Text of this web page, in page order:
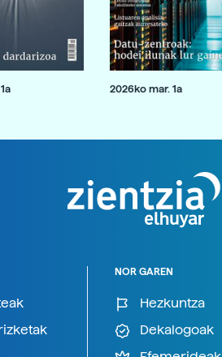
2026ko mar. 1a
NOR GAREN
Hezkuntza
Dekalogoak